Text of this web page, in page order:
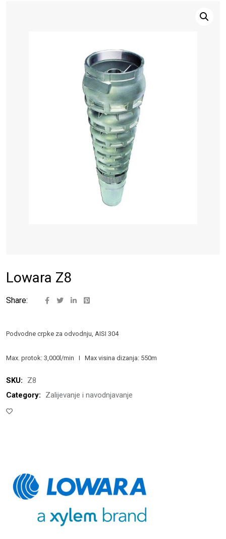
Lowara Z8
Share:
Podvodne crpke za odvodnju, AISI 304
Max. protok: 3,000l/min I Max visina dizanja: 550m
SKU:
Z8
Category:
Zalijevanje i navodnjavanje